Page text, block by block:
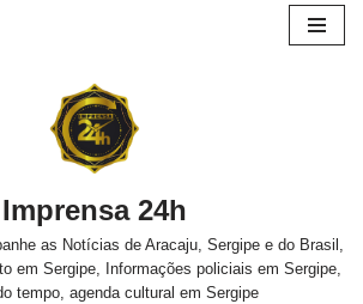
Imprensa 24h
as Notícias de Aracaju, Sergipe e do Brasil,
em Sergipe, Informações policiais em Sergipe,
tempo, agenda cultural em Sergipe